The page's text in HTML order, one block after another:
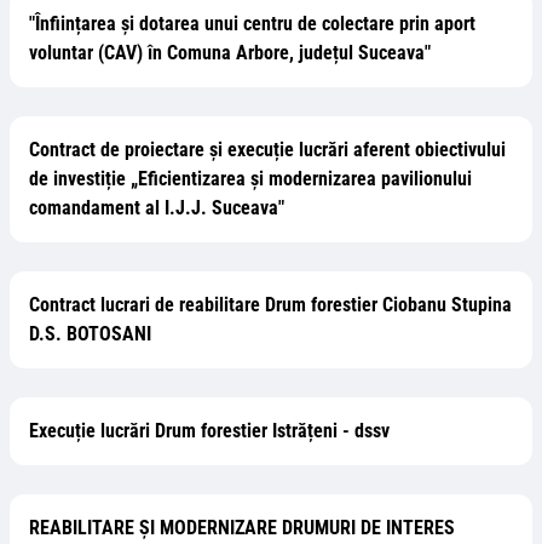
"Înființarea și dotarea unui centru de colectare prin aport
voluntar (CAV) în Comuna Arbore, județul Suceava"
Contract de proiectare și execuție lucrări aferent obiectivului
de investiție „Eficientizarea și modernizarea pavilionului
comandament al I.J.J. Suceava"
Contract lucrari de reabilitare Drum forestier Ciobanu Stupina
D.S. BOTOSANI
Execuție lucrări Drum forestier Istrățeni - dssv
REABILITARE ȘI MODERNIZARE DRUMURI DE INTERES